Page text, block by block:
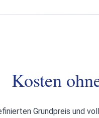
Kosten
Grundpreis und